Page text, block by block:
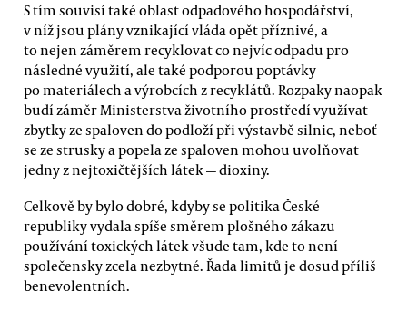
S tím souvisí také oblast odpadového hospodářství,
v níž jsou plány vznikající vláda opět příznivé, a
to nejen záměrem recyklovat co nejvíc odpadu pro
následné využití, ale také podporou poptávky
po materiálech a výrobcích z recyklátů. Rozpaky naopak
budí záměr Ministerstva životního prostředí využívat
zbytky ze spaloven do podloží při výstavbě silnic, neboť
se ze strusky a popela ze spaloven mohou uvolňovat
jedny z nejtoxičtějších látek — dioxiny.
Celkově by bylo dobré, kdyby se politika České
republiky vydala spíše směrem plošného zákazu
používání toxických látek všude tam, kde to není
společensky zcela nezbytné. Řada limitů je dosud příliš
benevolentních.